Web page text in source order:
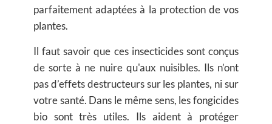
parfaitement adaptées à la protection de vos
plantes.
Il faut savoir que ces insecticides sont conçus
de sorte à ne nuire qu'aux nuisibles. Ils n’ont
pas d’effets destructeurs sur les plantes, ni sur
votre santé. Dans le même sens, les fongicides
bio sont très utiles. Ils aident à protéger